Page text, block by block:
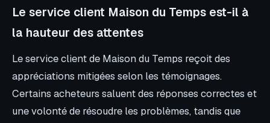
Le service client Maison du Temps est-il à
la hauteur des attentes
Le service client de Maison du Temps reçoit des
appréciations mitigées selon les témoignages.
Certains acheteurs saluent des réponses correctes et
une volonté de résoudre les problèmes, tandis que